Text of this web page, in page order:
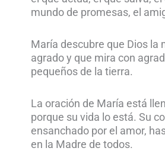
mundo de promesas, el
María descubre que Dios la
agrado y que mira con
pequeños de la tierra.
La oración de María está
porque su vida lo está. Su
ensanchado por el amor,
en la Madre de todos.